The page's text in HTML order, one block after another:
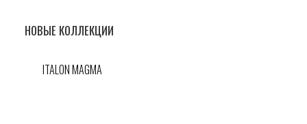
НОВЫЕ КОЛЛЕКЦИИ
ITALON MAGMA